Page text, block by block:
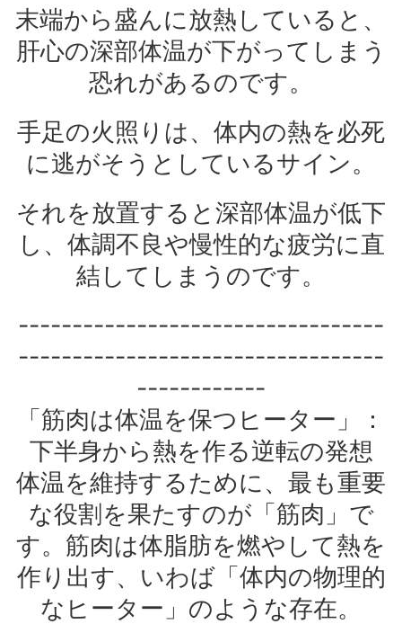
末端から盛んに放熱していると、
肝心の深部体温が下がってしまう
恐れがあるのです。
手足の火照りは、体内の熱を必死
に逃がそうとしているサイン。
それを放置すると深部体温が低下
し、体調不良や慢性的な疲労に直
結してしまうのです。
----------------------------------
----------------------------------
------------
「筋肉は体温を保つヒーター」：
下半身から熱を作る逆転の発想
体温を維持するために、最も重要
な役割を果たすのが「筋肉」で
す。筋肉は体脂肪を燃やして熱を
作り出す、いわば「体内の物理的
なヒーター」のような存在。